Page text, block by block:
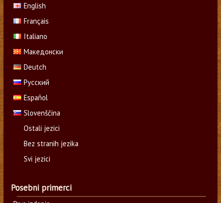
English
Français
Italiano
Македонски
Deutch
Русский
Español
Slovenščina
Ostali jezici
Bez stranih jezika
Svi jezici
Posebni primerci